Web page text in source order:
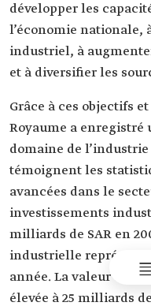
développer les
l’économie nationale,
industriel, à
et à diversifier les
Grâce à ces objectifs
Royaume a
domaine de
témoignent les
avancées dans le
investissements
milliards de SAR en
industrielle
année. La valeur des
élevée à 25 milliards